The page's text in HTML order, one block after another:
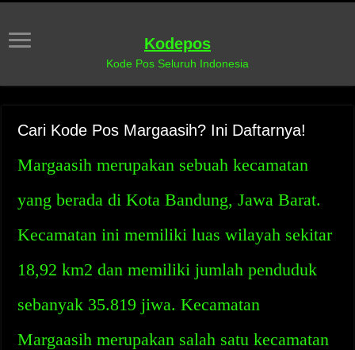
Kodepos
Kode Pos Seluruh Indonesia
Cari Kode Pos Margaasih? Ini Daftarnya!
Margaasih merupakan sebuah kecamatan
yang berada di Kota Bandung, Jawa Barat.
Kecamatan ini memiliki luas wilayah sekitar
18,92 km2 dan memiliki jumlah penduduk
sebanyak 35.819 jiwa. Kecamatan
Margaasih merupakan salah satu kecamatan